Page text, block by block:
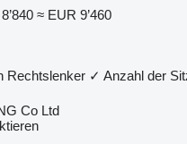
≈ EUR 9’460
Rechtslenker ✓ Anzahl der
Co Ltd